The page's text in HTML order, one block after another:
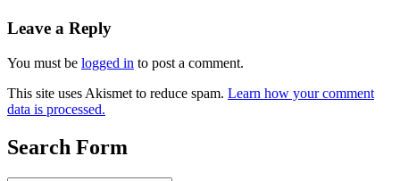
Leave a Reply
You must be logged in to post a comment.
This site uses Akismet to reduce spam. Learn how your comment
data is processed.
Search Form